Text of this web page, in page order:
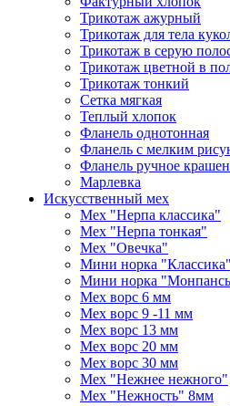
Трикотаж ажурный
Трикотаж для тела
Трикотаж в серую
Трикотаж цветной в
Трикотаж тонкий
Сетка мягкая
Теплый хлопок
Фланель однотонная
Фланель с мелким
Фланель ручное
Марлевка
Искусственный мех
Мех "Нерпа классика"
Мех "Нерпа тонкая"
Мех "Овечка"
Мини норка "Классика"
Мини норка
Мех ворс 6 мм
Мех ворс 9 -11 мм
Мех ворс 13 мм
Мех ворс 20 мм
Мех ворс 30 мм
Мех "Нежнее нежного"
Мех "Нежность" 8мм